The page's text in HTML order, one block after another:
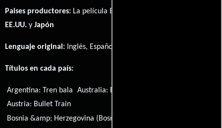
Paises productores: La película Bullet Train fué producida en
EE.UU. y Japón
Lenguaje original: Inglés, Español
Títulos en cada país:
Argentina: Tren bala Australia: Bullet Train
Austria: Bullet Train
Bosnia &amp; Herzegovina (Bosnian title):